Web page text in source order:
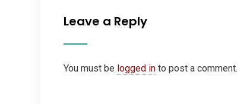
Leave a Reply
You must be logged in to post a comment.